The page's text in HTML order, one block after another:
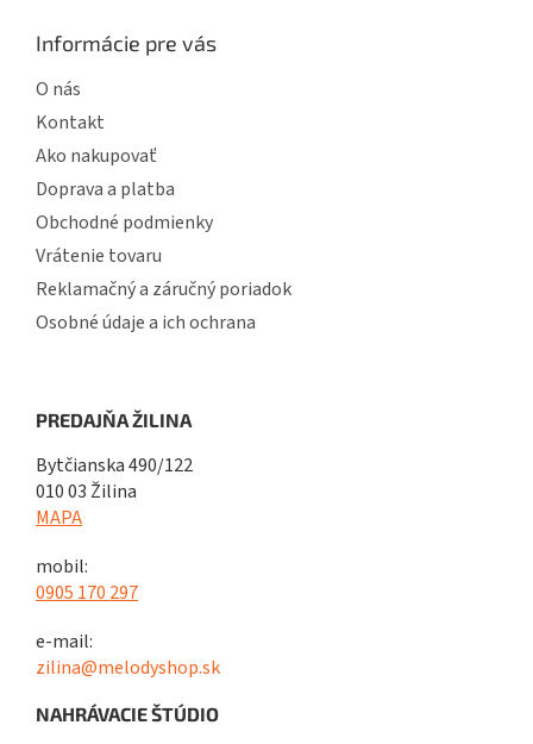
Informácie pre vás
O nás
Kontakt
Ako nakupovať
Doprava a platba
Obchodné podmienky
Vrátenie tovaru
Reklamačný a záručný poriadok
Osobné údaje a ich ochrana
PREDAJŇA ŽILINA
Bytčianska 490/122
010 03 Žilina
MAPA
mobil:
0905 170 297
e-mail:
zilina@melodyshop.sk
NAHRÁVACIE ŠTÚDIO